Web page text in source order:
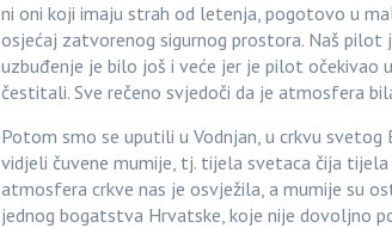
ni oni koji imaju strah od letenja, pogotovo u
osjećaj zatvorenog sigurnog prostora. Naš pilot
uzbuđenje je bilo još i veće jer je pilot očekivao
čestitali. Sve rečeno svjedoči da je atmosfera
Potom smo se uputili u Vodnjan, u crkvu
vidjeli čuvene mumije, tj. tijela svetaca čija
atmosfera crkve nas je osvježila, a mumije su
jednog bogatstva Hrvatske, koje nije dovoljno